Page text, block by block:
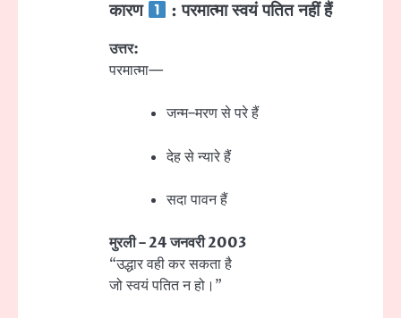
कारण : परमात्मा स्वयं पतित नहीं हैं
उत्तर:
परमात्मा—
जन्म–मरण से परे हैं
देह से न्यारे हैं
सदा पावन हैं
मुरली – 24 जनवरी 2003
“उद्धार वही कर सकता है
जो स्वयं पतित न हो।”